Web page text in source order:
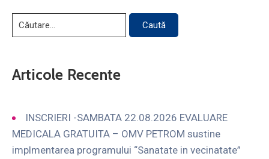
Articole Recente
INSCRIERI -SAMBATA 22.08.2026 EVALUARE
MEDICALA GRATUITA – OMV PETROM sustine
implmentarea programului “Sanatate in vecinatate”